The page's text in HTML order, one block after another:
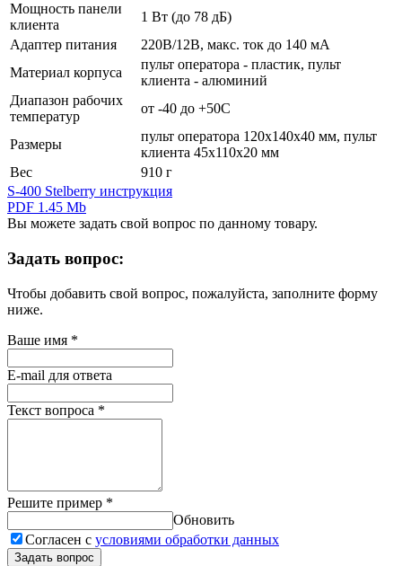
Мощность панели
клиента
1 Вт (до 78 дБ)
Адаптер питания
220В/12В, макс. ток до 140 мА
Материал корпуса
пульт оператора - пластик, пульт
клиента - алюминий
Диапазон рабочих
температур
от -40 до +50С
Размеры
пульт оператора 120х140х40 мм, пульт
клиента 45х110х20 мм
Вес
910 г
S-400 Stelberry инструкция
PDF 1.45 Mb
Вы можете задать свой вопрос по данному товару.
Задать вопрос:
Чтобы добавить свой вопрос, пожалуйста, заполните форму
ниже.
Ваше имя *
E-mail для ответа
Текст вопроса *
Решите пример *
Обновить
Согласен с условиями обработки данных
Задать вопрос